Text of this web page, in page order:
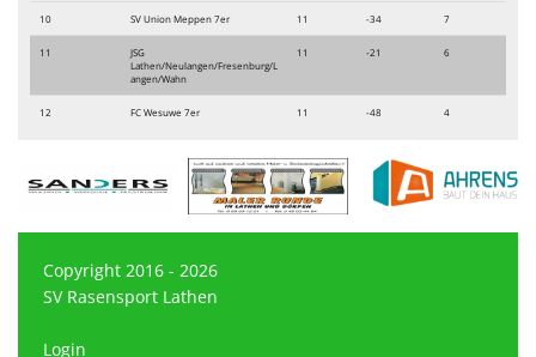
10 SV Union Meppen 7er 11 -34 7
11
JSG
Lathen/Neulangen/Fresenburg/L
angen/Wahn
11 -21 6
12 FC Wesuwe 7er 11 -48 4
Copyright 2016 - 2026
SV Rasensport Lathen
Login